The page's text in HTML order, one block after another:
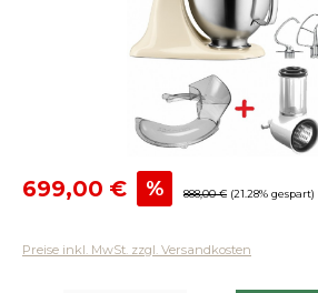
Verkaufspreis:
699,00 € % Regulärer Preis:
888,00 € (21.28% gespart)
Preise inkl. MwSt. zzgl. Versandkosten